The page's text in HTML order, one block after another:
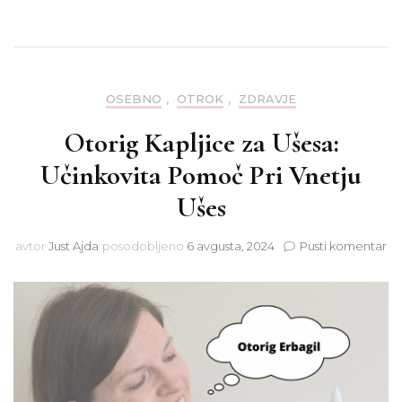
OSEBNO , OTROK , ZDRAVJE
Otorig Kapljice za Ušesa:
Učinkovita Pomoč Pri Vnetju
Ušes
avtor Just Ajda posodobljeno 6 avgusta, 2024 Pusti komentarna